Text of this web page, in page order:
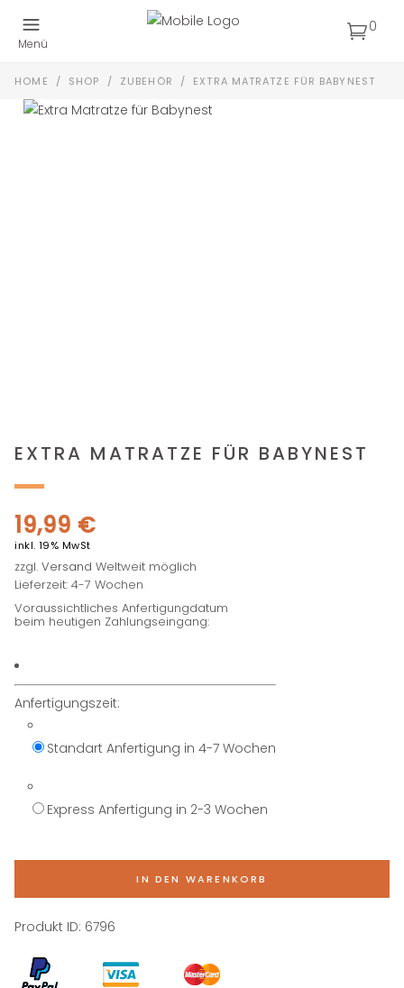
Menü
0
HOME / SHOP / ZUBEHÖR / EXTRA MATRATZE FÜR BABYNEST
EXTRA MATRATZE FÜR BABYNEST
19,99 €
inkl. 19% MwSt
zzgl.Versand Weltweit möglich
Lieferzeit: 4-7 Wochen
Voraussichtliches Anfertigungdatum
beim heutigen Zahlungseingang:
Anfertigungszeit:
Standart Anfertigung in 4-7 Wochen
Express Anfertigung in 2-3 Wochen
IN DEN WARENKORB
Produkt ID: 6796